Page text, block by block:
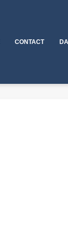
CONTACT